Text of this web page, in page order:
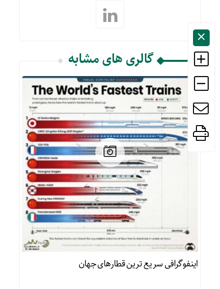
گالری های مشابه
اینفوگرافی سریع ترین قطارهای جهان